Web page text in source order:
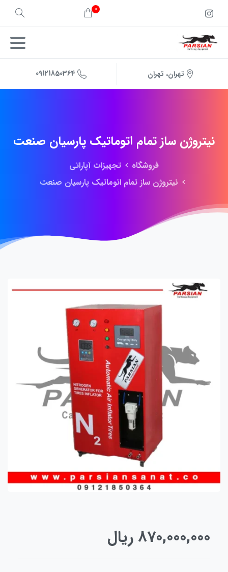
0
تهران، تهران 09121850364
نیتروژن ساز تمام اتوماتیک پارسیان صنعت
فروشگاه
تجهیزات آپاراتی
نیتروژن ساز تمام اتوماتیک پارسیان صنعت
870,000,000 ریال